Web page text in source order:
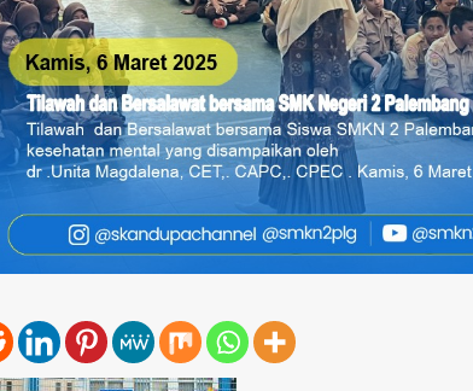
NIK
1671070904660004
NIP
196604091990031005
STAT
PNS
GTK
Guru Kelas